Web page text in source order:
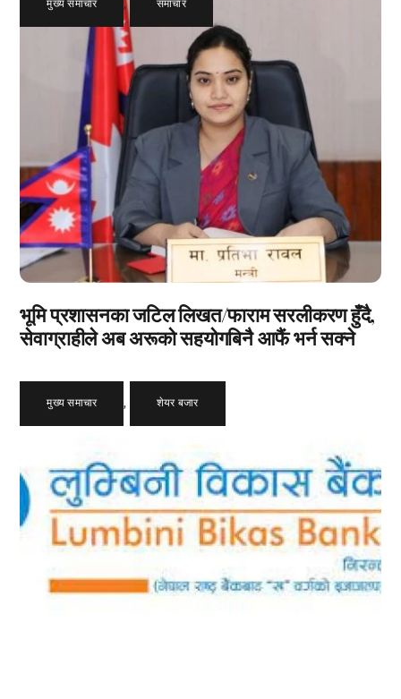
मुख्य समाचार , समाचार
भूमि प्रशासनका जटिल लिखत/फाराम सरलीकरण हुँदै,
सेवाग्राहीले अब अरूको सहयोगबिनै आफैं भर्न सक्ने
मुख्य समाचार , शेयर बजार